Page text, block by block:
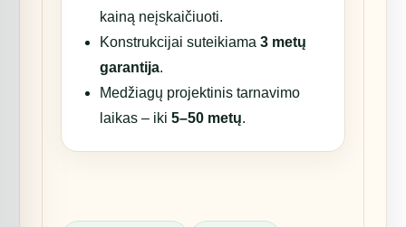
kainą neįskaičiuoti.
Konstrukcijai suteikiama3 metų
garantija.
Medžiagų projektinis tarnavimo
laikas – iki5–50 metų.